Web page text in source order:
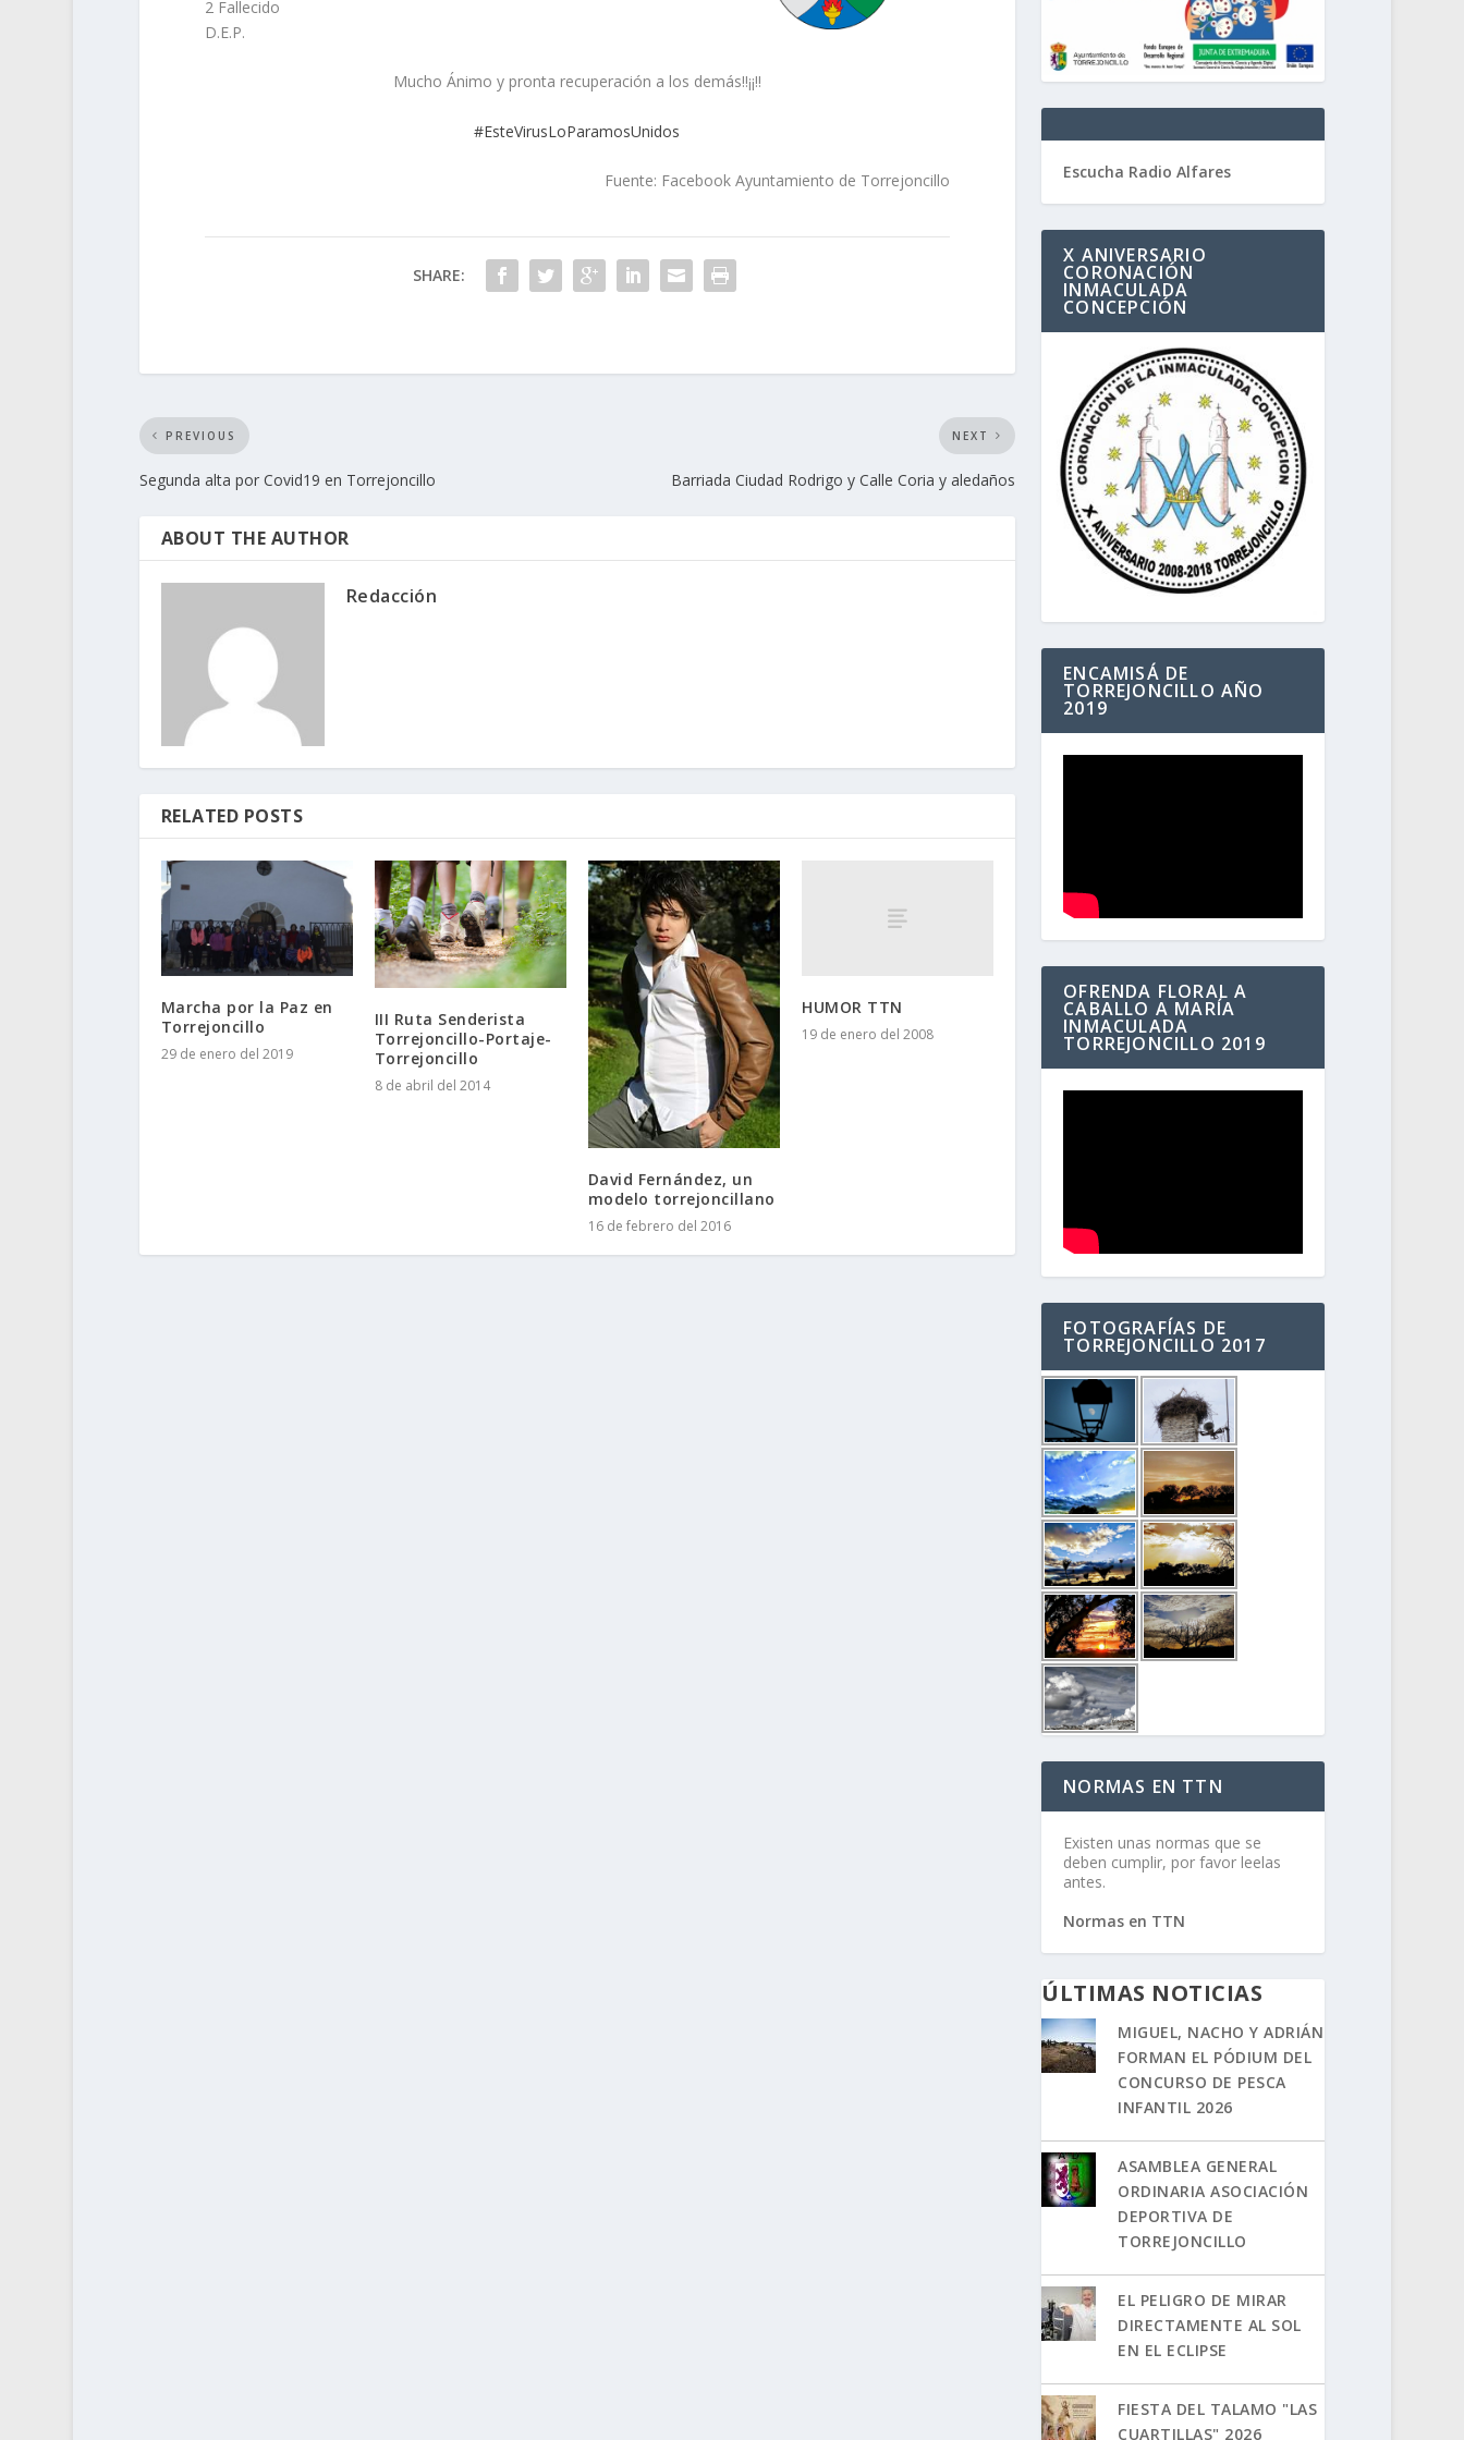
2 Fallecido
D.E.P.
Mucho Ánimo y pronta recuperación a los demás!!¡¡!!
#EsteVirusLoParamosUnidos
Fuente: Facebook Ayuntamiento de Torrejoncillo
SHARE:
PREVIOUS
Segunda alta por Covid19 en Torrejoncillo
NEXT
Barriada Ciudad Rodrigo y Calle Coria y aledaños
ABOUT THE AUTHOR
Redacción
RELATED POSTS
Marcha por la Paz en
Torrejoncillo
29 de enero del 2019
III Ruta Senderista
Torrejoncillo-Portaje-
Torrejoncillo
8 de abril del 2014
David Fernández, un
modelo torrejoncillano
16 de febrero del 2016
HUMOR TTN
19 de enero del 2008
Escucha Radio Alfares
X ANIVERSARIO
CORONACIÓN
INMACULADA
CONCEPCIÓN
ENCAMISÁ DE
TORREJONCILLO AÑO
2019
OFRENDA FLORAL A
CABALLO A MARÍA
INMACULADA
TORREJONCILLO 2019
FOTOGRAFÍAS DE
TORREJONCILLO 2017
NORMAS EN TTN
Existen unas normas que se
deben cumplir, por favor leelas
antes.
Normas en TTN
ÚLTIMAS NOTICIAS
MIGUEL, NACHO Y ADRIÁN
FORMAN EL PÓDIUM DEL
CONCURSO DE PESCA
INFANTIL 2026
ASAMBLEA GENERAL
ORDINARIA ASOCIACIÓN
DEPORTIVA DE
TORREJONCILLO
EL PELIGRO DE MIRAR
DIRECTAMENTE AL SOL
EN EL ECLIPSE
FIESTA DEL TALAMO "LAS
CUARTILLAS" 2026